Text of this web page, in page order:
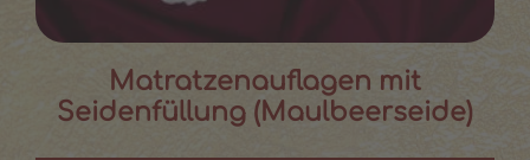
Matratzenauflagen mit
Seidenfüllung (Maulbeerseide)